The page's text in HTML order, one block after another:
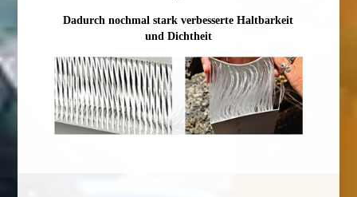
Dadurch nochmal stark verbesserte Haltbarkeit
und Dichtheit